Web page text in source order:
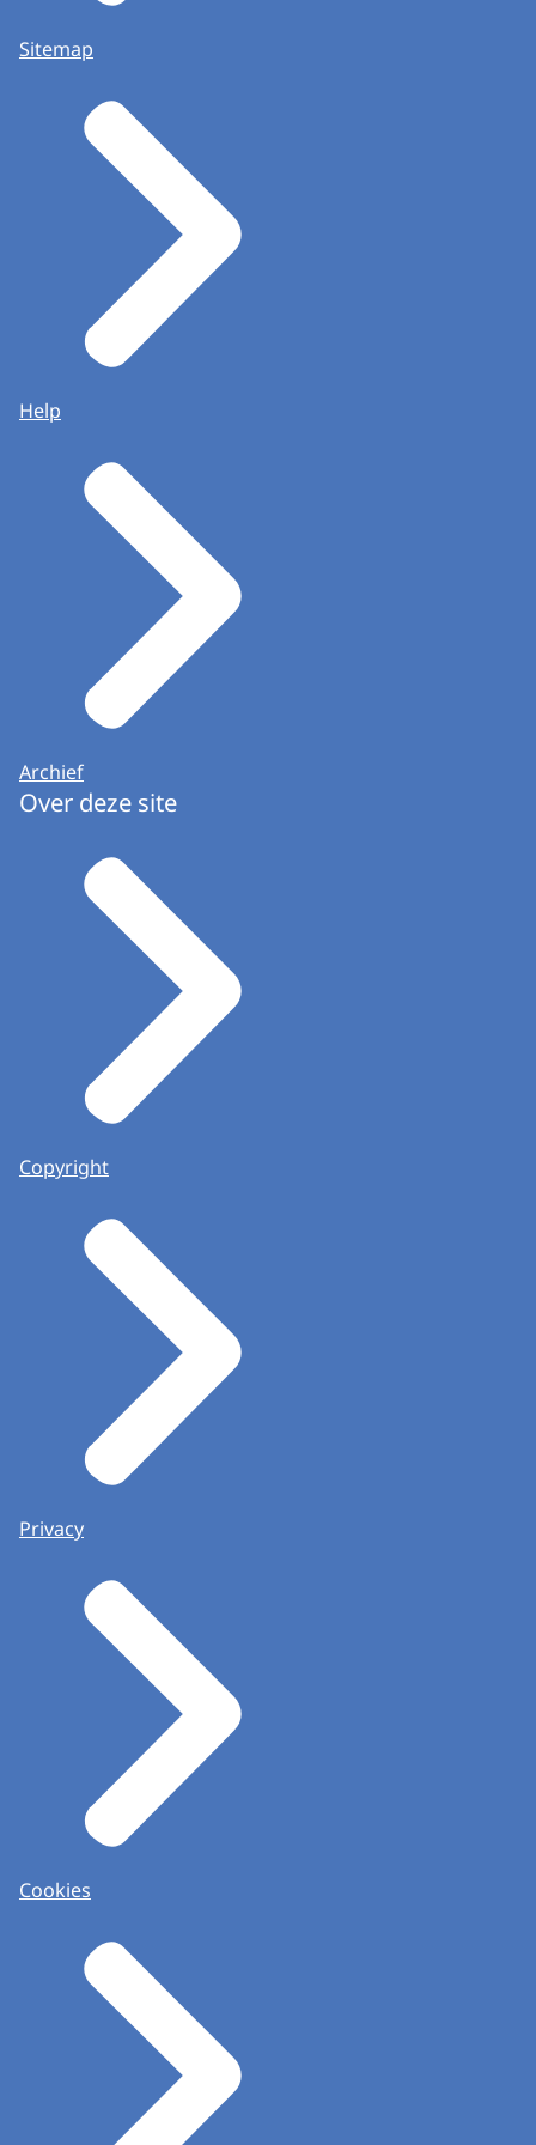
Sitemap
Help
Archief
Over deze site
Copyright
Privacy
Cookies